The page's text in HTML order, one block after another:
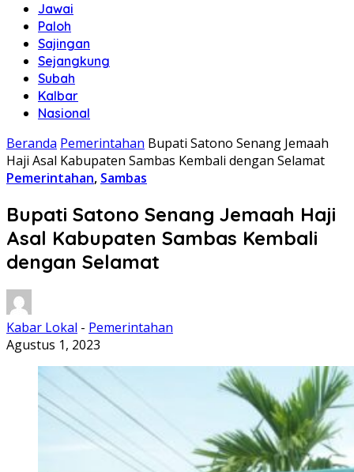
Jawai
Paloh
Sajingan
Sejangkung
Subah
Kalbar
Nasional
Beranda Pemerintahan Bupati Satono Senang Jemaah
Haji Asal Kabupaten Sambas Kembali dengan Selamat
Pemerintahan, Sambas
Bupati Satono Senang Jemaah Haji
Asal Kabupaten Sambas Kembali
dengan Selamat
Kabar Lokal - Pemerintahan
Agustus 1, 2023